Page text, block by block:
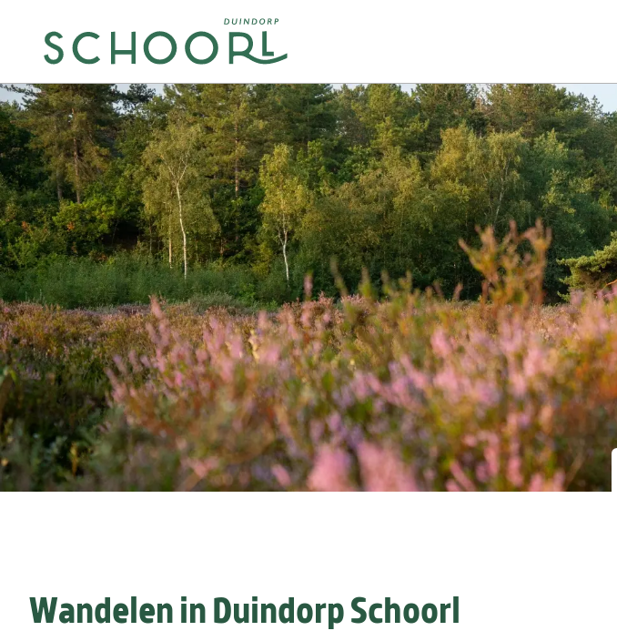
Wandelen in Duindorp Schoorl